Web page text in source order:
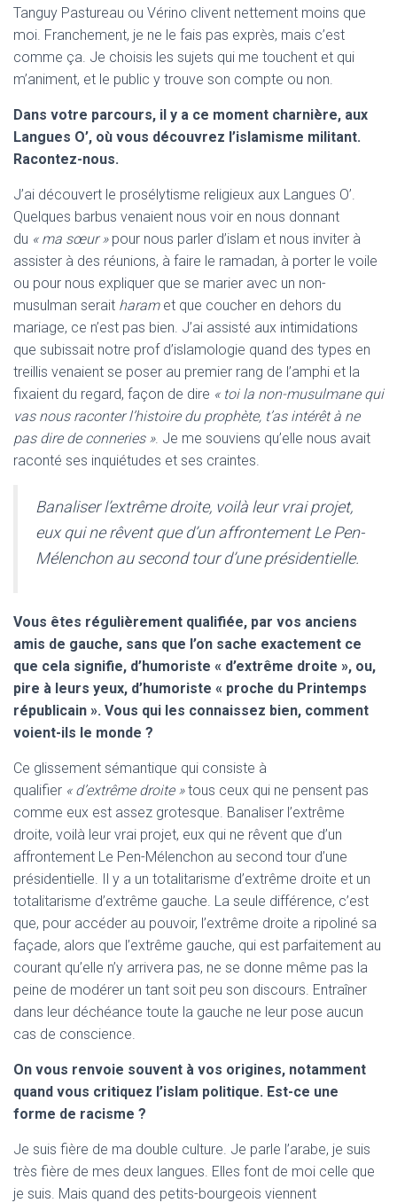
Tanguy Pastureau ou Vérino clivent nettement moins que
moi. Franchement, je ne le fais pas exprès, mais c’est
comme ça. Je choisis les sujets qui me touchent et qui
m’animent, et le public y trouve son compte ou non.
Dans votre parcours, il y a ce moment charnière, aux
Langues O’, où vous découvrez l’islamisme militant.
Racontez-nous.
J’ai découvert le prosélytisme religieux aux Langues O’.
Quelques barbus venaient nous voir en nous donnant
du « ma sœur »pour nous parler d’islam et nous inviter à
assister à des réunions, à faire le ramadan, à porter le voile
ou pour nous expliquer que se marier avec un non-
musulman serait haramet que coucher en dehors du
mariage, ce n’est pas bien. J’ai assisté aux intimidations
que subissait notre prof d’islamologie quand des types en
treillis venaient se poser au premier rang de l’amphi et la
fixaient du regard, façon de dire « toi la non-musulmane qui
vas nous raconter l’histoire du prophète, t’as intérêt à ne
pas dire de conneries ». Je me souviens qu’elle nous avait
raconté ses inquiétudes et ses craintes.
Banaliser l’extrême droite, voilà leur vrai projet,
eux qui ne rêvent que d’un affrontement Le Pen-
Mélenchon au second tour d’une présidentielle.
Vous êtes régulièrement qualifiée, par vos anciens
amis de gauche, sans que l’on sache exactement ce
que cela signifie, d’humoriste « d’extrême droite », ou,
pire à leurs yeux, d’humoriste « proche du Printemps
républicain ». Vous qui les connaissez bien, comment
voient-ils le monde ?
Ce glissement sémantique qui consiste à
qualifier « d’extrême droite »tous ceux qui ne pensent pas
comme eux est assez grotesque. Banaliser l’extrême
droite, voilà leur vrai projet, eux qui ne rêvent que d’un
affrontement Le Pen-Mélenchon au second tour d’une
présidentielle. Il y a un totalitarisme d’extrême droite et un
totalitarisme d’extrême gauche. La seule différence, c’est
que, pour accéder au pouvoir, l’extrême droite a ripoliné sa
façade, alors que l’extrême gauche, qui est parfaitement au
courant qu’elle n’y arrivera pas, ne se donne même pas la
peine de modérer un tant soit peu son discours. Entraîner
dans leur déchéance toute la gauche ne leur pose aucun
cas de conscience.
On vous renvoie souvent à vos origines, notamment
quand vous critiquez l’islam politique. Est-ce une
forme de racisme ?
Je suis fière de ma double culture. Je parle l’arabe, je suis
très fière de mes deux langues. Elles font de moi celle que
je suis. Mais quand des petits-bourgeois viennent